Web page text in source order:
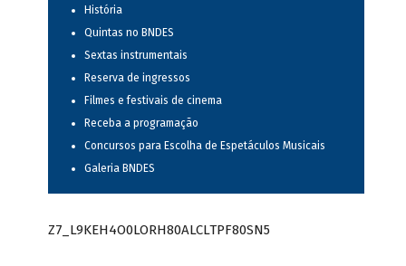
História
Quintas no BNDES
Sextas instrumentais
Reserva de ingressos
Filmes e festivais de cinema
Receba a programação
Concursos para Escolha de Espetáculos Musicais
Galeria BNDES
Z7_L9KEH4O0LORH80ALCLTPF80SN5